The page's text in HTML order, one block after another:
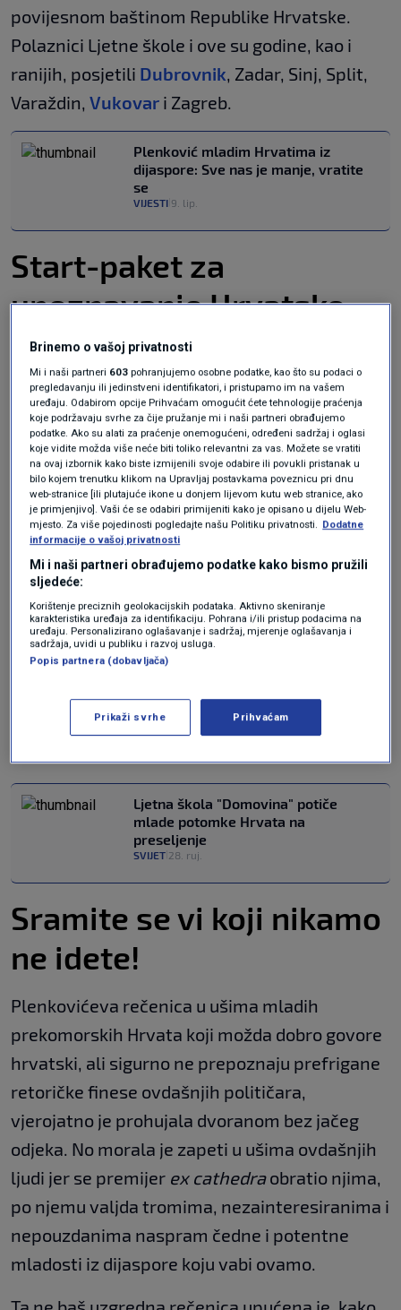
povijesnom baštinom Republike Hrvatske.
Polaznici Ljetne škole i ove su godine, kao i
ranijih, posjetili Dubrovnik, Zadar, Sinj, Split,
Varaždin, Vukovar i Zagreb.
Plenković mladim Hrvatima iz
dijaspore: Sve nas je manje, vratite
se
VIJESTI 9. lip.
Start-paket za
upoznavanje Hrvatske
Izbor mjesta za posjet pradomovini pažljivo je
odabran po kataloškom turističkom ključu,
svojevrsnom start-paketu za upoznavanje
Hrvatske: turistički biser Dubrovnik, junački
Sinj s viteškom alkom,Zadars "najljepšim
zalaskom sunca na svijetu", barokni ušminkani
Varaždin, herojski Vukovar, razvikani antički
Spliti nezaobilazni "glavni grad svih Hrvata"
gdje se s mladim gostima iz dijaspore ovoga
tjednasusreo i premijer Plenković.
Tom prilikom rekao im je da će u ta dva tjedna
žive u Hrvatskoj".
Ljetna škola "Domovina" potiče
mlade potomke Hrvata na
preseljenje
SVIJET 28. ruj.
Sramite se vi koji nikamo
ne idete!
Plenkovićeva rečenica u ušima mladih
prekomorskih Hrvata koji možda dobro govore
hrvatski, ali sigurno ne prepoznaju prefrigane
retoričke finese ovdašnjih političara,
vjerojatno je prohujala dvoranom bez jačeg
odjeka. No morala je zapeti u ušima ovdašnjih
ljudi jer se premijer ex cathedraobratio njima,
po njemu valjda tromima, nezainteresiranima i
nepouzdanima naspram čedne i potentne
mladosti iz dijaspore koju vabi ovamo.
Brinemo o vašoj privatnosti
Mi i naši partneri 603 pohranjujemo osobne podatke, kao što su podaci o
pregledavanju ili jedinstveni identifikatori, i pristupamo im na vašem
uređaju. Odabirom opcije Prihvaćam omogućit ćete tehnologije praćenja
koje podržavaju svrhe za čije pružanje mi i naši partneri obrađujemo
podatke. Ako su alati za praćenje onemogućeni, određeni sadržaj i oglasi
koje vidite možda više neće biti toliko relevantni za vas. Možete se vratiti
na ovaj izbornik kako biste izmijenili svoje odabire ili povukli pristanak u
bilo kojem trenutku klikom na Upravljaj postavkama poveznicu pri dnu
web-stranice [ili plutajuće ikone u donjem lijevom kutu web stranice, ako
je primjenjivo]. Vaši će se odabiri primijeniti kako je opisano u dijelu Web-
mjesto. Za više pojedinosti pogledajte našu Politiku privatnosti. Dodatne
informacije o vašoj privatnosti
Mi i naši partneri obrađujemo podatke kako bismo pružili
sljedeće:
Korištenje preciznih geolokacijskih podataka. Aktivno skeniranje
karakteristika uređaja za identifikaciju. Pohrana i/ili pristup podacima na
uređaju. Personalizirano oglašavanje i sadržaj, mjerenje oglašavanja i
sadržaja, uvidi u publiku i razvoj usluga.
Popis partnera (dobavljača)
Prikaži svrhe Prihvaćam